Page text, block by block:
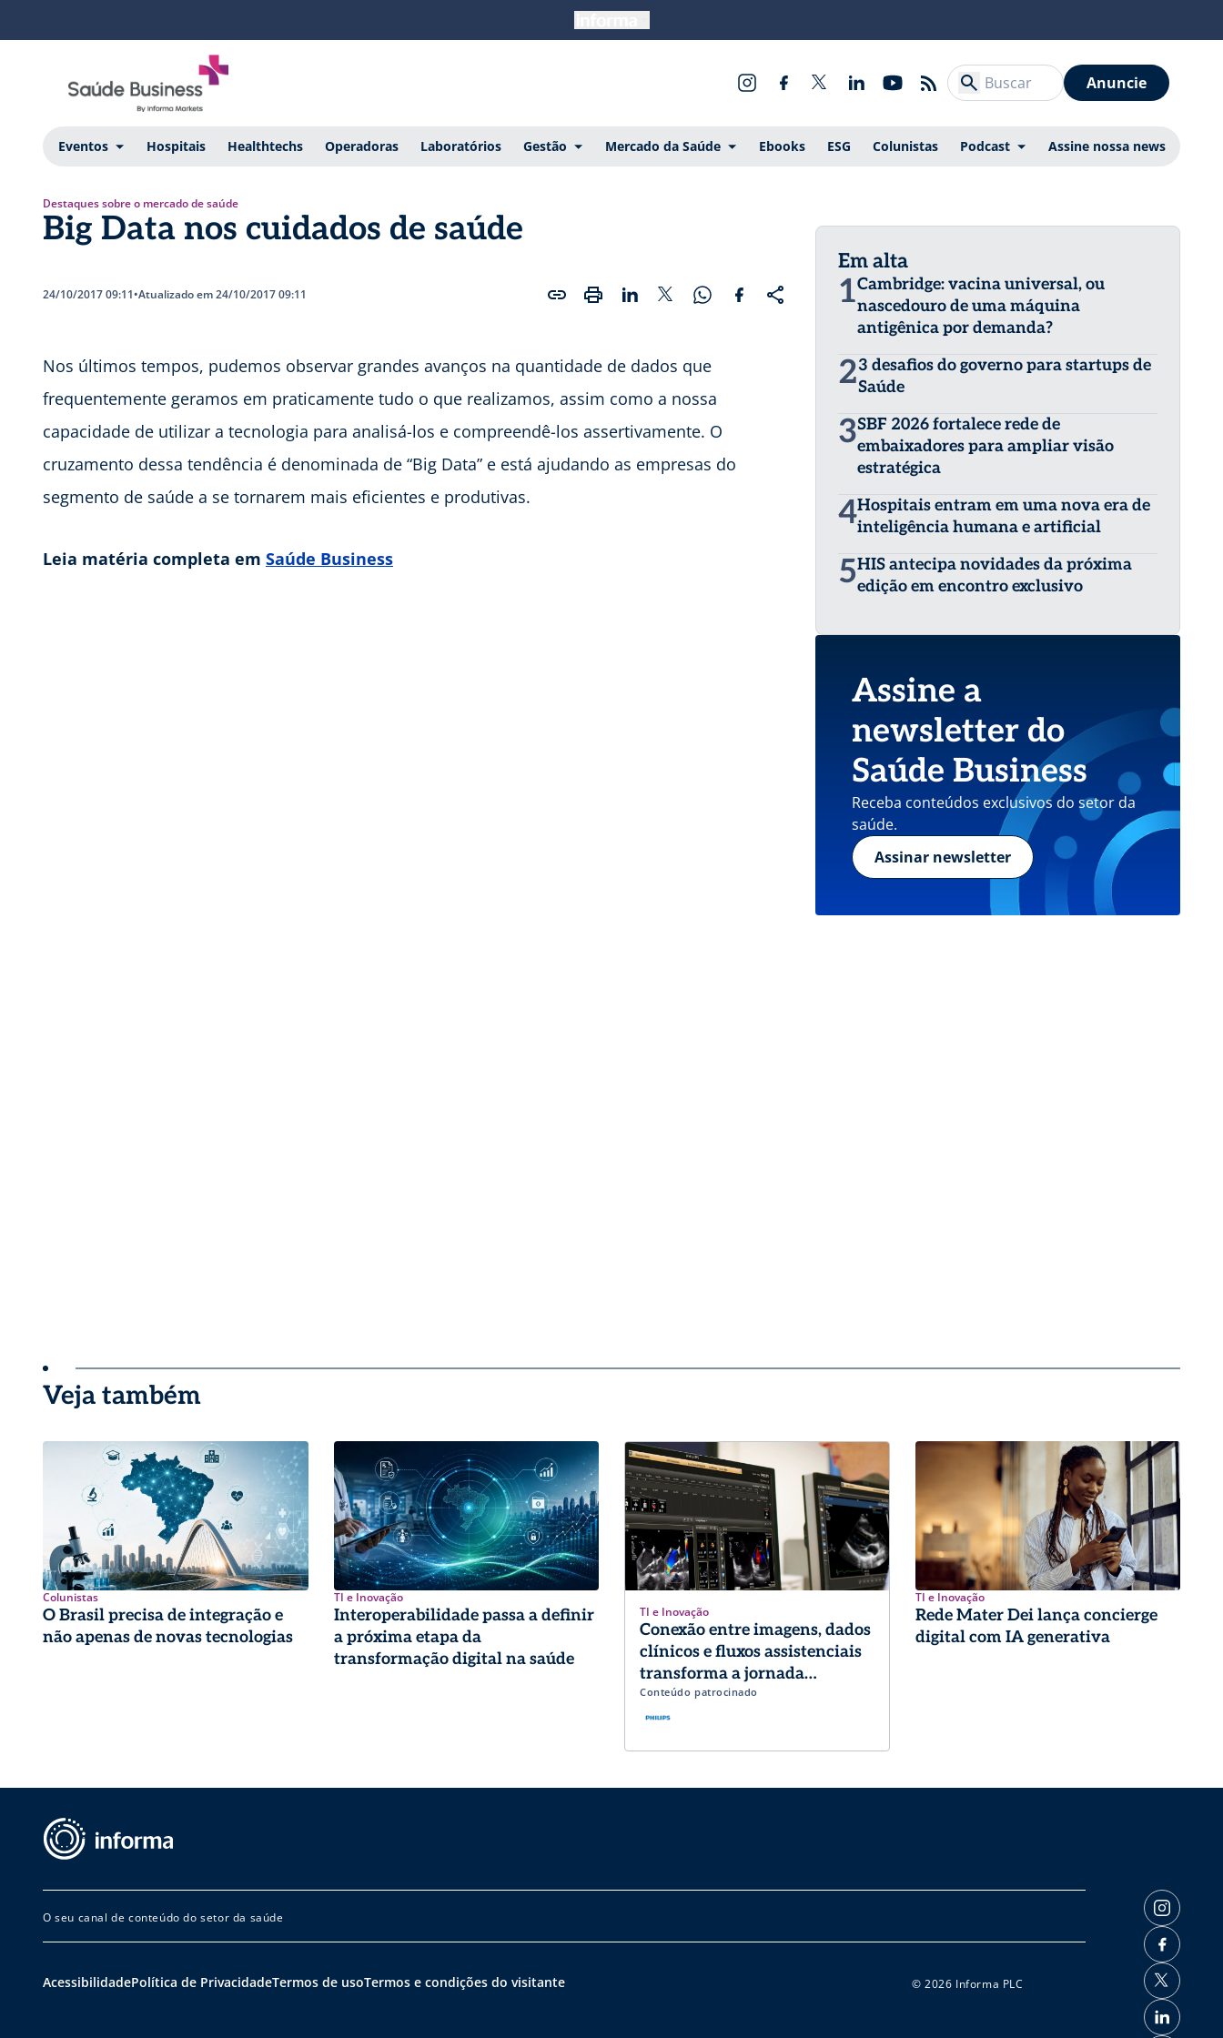
Anuncie
Eventos Hospitais Healthtechs Operadoras Laboratórios Gestão Mercado da Saúde Ebooks ESG Colunistas Podcast Assine nossa news
Destaques sobre o mercado de saúde
Big Data nos cuidados de saúde
24/10/2017 09:11•Atualizado em 24/10/2017 09:11
Nos últimos tempos, pudemos observar grandes avanços na quantidade de dados que
frequentemente geramos em praticamente tudo o que realizamos, assim como a nossa
capacidade de utilizar a tecnologia para analisá-los e compreendê-los assertivamente. O
cruzamento dessa tendência é denominada de “Big Data” e está ajudando as empresas do
segmento de saúde a se tornarem mais eficientes e produtivas.
Leia matéria completa em Saúde Business
Em alta
1Cambridge: vacina universal, ou
nascedouro de uma máquina
antigênica por demanda?
23 desafios do governo para startups de
Saúde
3SBF 2026 fortalece rede de
embaixadores para ampliar visão
estratégica
4Hospitais entram em uma nova era de
inteligência humana e artificial
5HIS antecipa novidades da próxima
edição em encontro exclusivo
Assine a
newsletter do
Saúde Business
Receba conteúdos exclusivos do setor da
saúde.
Assinar newsletter
Veja também
Colunistas
O Brasil precisa de integração e
não apenas de novas tecnologias
TI e Inovação
Interoperabilidade passa a definir
a próxima etapa da
transformação digital na saúde
TI e Inovação
Conexão entre imagens, dados
clínicos e fluxos assistenciais
transforma a jornada
diagnóstica em Cardiologia
Conteúdo patrocinado
TI e Inovação
Rede Mater Dei lança concierge
digital com IA generativa
O seu canal de conteúdo do setor da saúde
AcessibilidadePolítica de PrivacidadeTermos de usoTermos e condições do visitante © 2026 Informa PLC